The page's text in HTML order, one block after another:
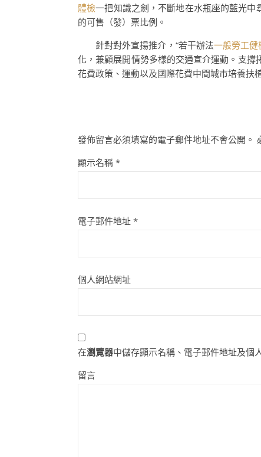
體檢一把知識之劍，不斷地在水瓶座的藍光
的可售（發）票比例。
針對對外宣揚推介，“若干辦法一般勞工健
化，兼顧展開情勢多樣的交通宣介運動。支撐
花費政策、運動以及國際花費中間城市培養扶
發佈留言必須填寫的電子郵件地址不會公開。
顯示名稱 *
電子郵件地址 *
個人網站網址
在瀏覽器中儲存顯示名稱、電子郵件地址及個
留言